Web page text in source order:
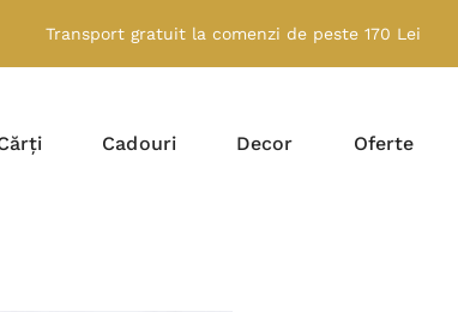
Transport gratuit la comenzi de peste 170 Lei
Cadouri Decor Oferte